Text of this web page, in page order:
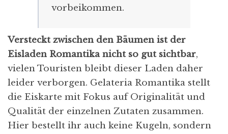
vorbeikommen.
Versteckt zwischen den Bäumen ist der
Eisladen Romantika nicht so gut sichtbar,
vielen Touristen bleibt dieser Laden daher
leider verborgen. Gelateria Romantika stellt
die Eiskarte mit Fokus auf Originalität und
Qualität der einzelnen Zutaten zusammen.
Hier bestellt ihr auch keine Kugeln, sondern